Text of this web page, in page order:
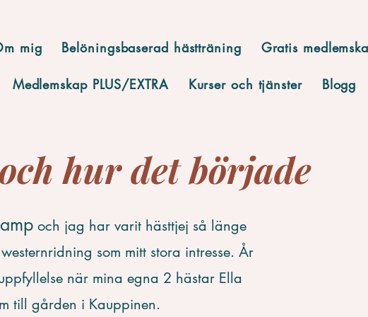
mig Belöningsbaserad hästträning Gratis
Medlemskap PLUS/EXTRA Kurser och tjänster Blogg
hur det började
och jag har varit hästtjej så länge
som mitt stora intresse. År
när mina egna 2 hästar Ella
till gården i Kauppinen.